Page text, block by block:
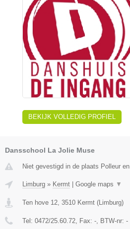
BEKIJK VOLLEDIG PROFIEL
Dansschool La Jolie Muse
Niet gevestigd in de plaats Polleur
Limburg » Kermt Google maps ▼
Ten hove 12 3510 Kermt ( Limburg)
Tel: 0472/25.60.72 , Fax: - , BTW-nr: -